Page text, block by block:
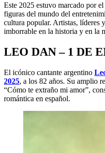
Este 2025 estuvo marcado por
figuras del mundo del
cultura popular. Artistas, líderes
imborrable en la historia y en la
LEO DAN – 1 DE
El icónico cantante argentino
2025, a los 82 años. Su amplio
“Cómo te extraño mi amor”,
romántica en español.